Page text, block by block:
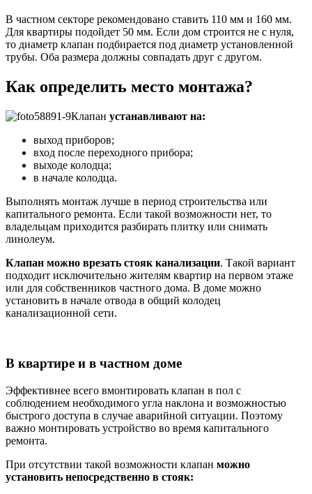
В частном секторе рекомендовано ставить 110 мм и 160 мм.
Для квартиры подойдет 50 мм. Если дом строится не с нуля,
то диаметр клапан подбирается под диаметр установленной
трубы. Оба размера должны совпадать друг с другом.
Как определить место монтажа?
Клапан устанавливают на:
выход приборов;
вход после переходного прибора;
выходе колодца;
в начале колодца.
Выполнять монтаж лучше в период строительства или
капитального ремонта. Если такой возможности нет, то
владельцам приходится разбирать плитку или снимать
линолеум.
Клапан можно врезать стояк канализации. Такой вариант
подходит исключительно жителям квартир на первом этаже
или для собственников частного дома. В доме можно
установить в начале отвода в общий колодец
канализационной сети.
В квартире и в частном доме
Эффективнее всего вмонтировать клапан в пол с
соблюдением необходимого угла наклона и возможностью
быстрого доступа в случае аварийной ситуации. Поэтому
важно монтировать устройство во время капитального
ремонта.
При отсутствии такой возможности клапан можно
установить непосредственно в стояк: